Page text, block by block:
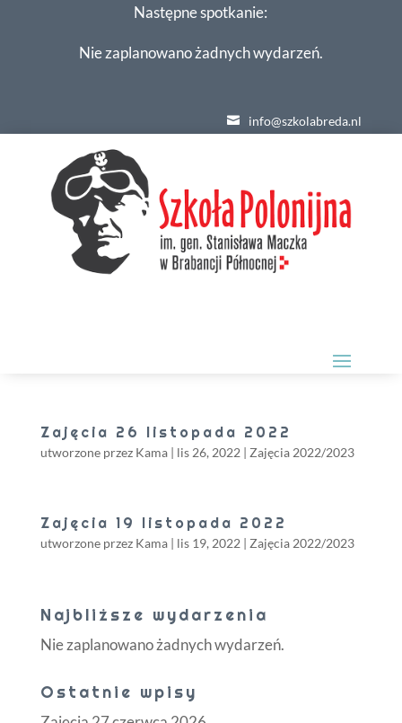
Następne spotkanie:
Nie zaplanowano żadnych wydarzeń.
info@szkolabreda.nl
Zajęcia 26 listopada 2022
utworzone przez Kama| lis 26, 2022 | Zajęcia 2022/2023
Zajęcia 19 listopada 2022
utworzone przez Kama| lis 19, 2022 | Zajęcia 2022/2023
Najbliższe wydarzenia
Nie zaplanowano żadnych wydarzeń.
Ostatnie wpisy